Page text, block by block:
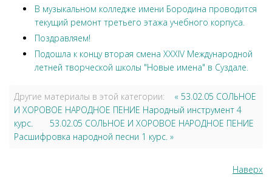
В музыкальном колледже имени Бородина проводится
текущий ремонт третьего этажа учебного корпуса.
Поздравляем!
Подошла к концу вторая смена XXXIV Международной
летней творческой школы "Новые имена" в Суздале.
Другие материалы в этой категории:
« 53.02.05 СОЛЬНОЕ
И ХОРОВОЕ НАРОДНОЕ ПЕНИЕ Народный инструмент 4
курс.
53.02.05 СОЛЬНОЕ И ХОРОВОЕ НАРОДНОЕ ПЕНИЕ
Расшифровка народной песни 1 курс. »
Наверх